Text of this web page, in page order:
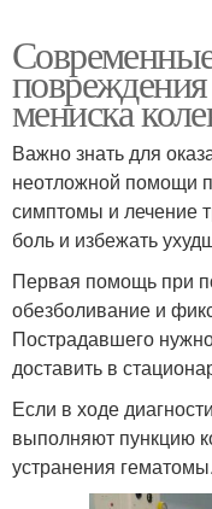
повреждения
мениска
Важно знать для
неотложной помощи
симптомы и лечение
боль и избежать
Первая помощь при
обезболивание и
Пострадавшего
доставить в
Если в ходе
выполняют пункцию
устранения